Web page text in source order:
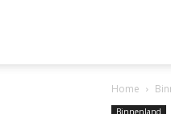
Home
Binnenland